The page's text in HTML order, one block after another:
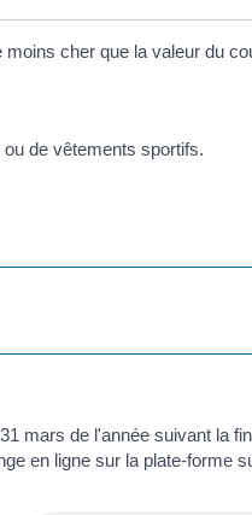
cher que la valeur du
de vêtements sportifs.
mars de l'année suivant la
en ligne sur la plate-forme